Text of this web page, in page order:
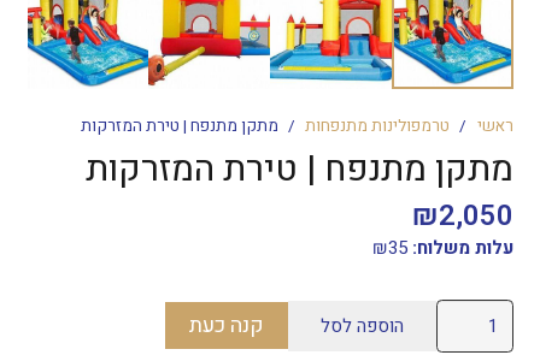
ראשי / טרמפולינות מתנפחות / מתקן מתנפח | טירת המזרקות
מתקן מתנפח | טירת המזרקות
₪2,050
עלות משלוח: ₪35
כמות
של
הוספה לסל קנה כעת